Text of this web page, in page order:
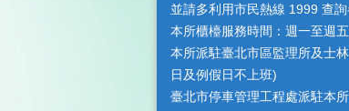
並請多利用市民熱線 1999 查
本所櫃檯服務時間：週一至週
本所派駐臺北市區監理所及士
日及例假日不上班)
臺北市停車管理工程處派駐本